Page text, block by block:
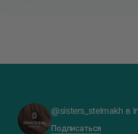
@sisters_stelmakh в
Подписаться